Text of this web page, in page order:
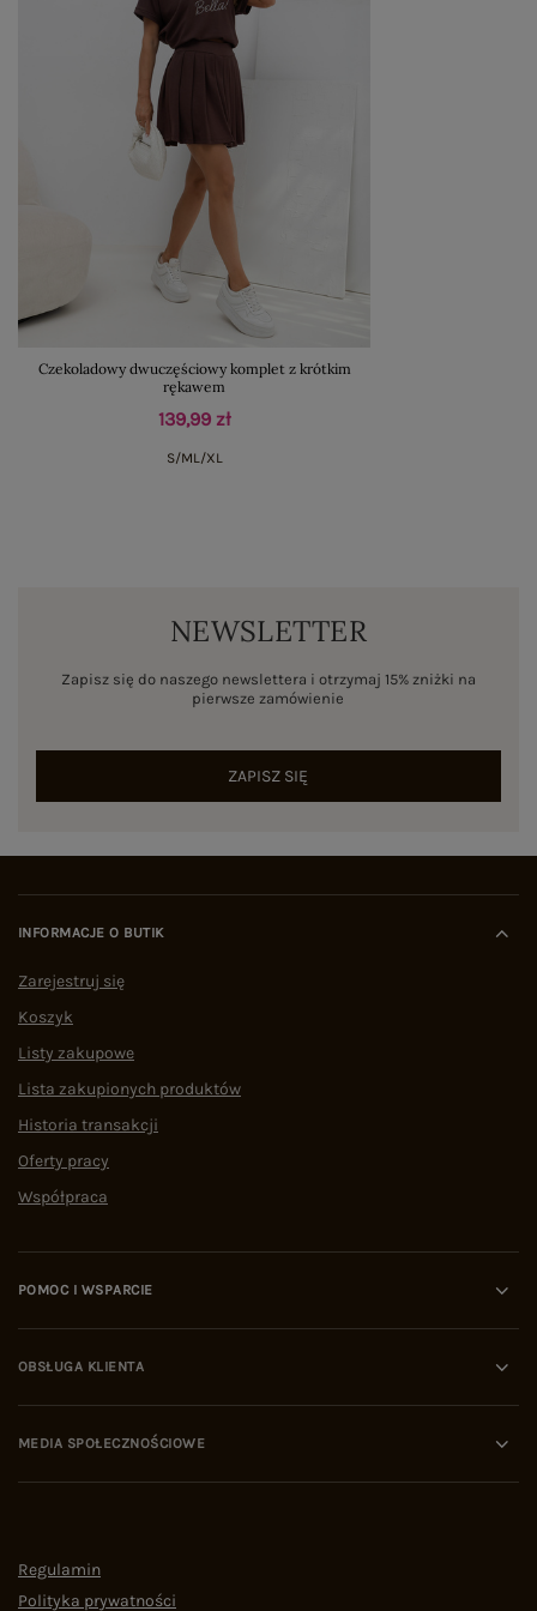
Czekoladowy dwuczęściowy komplet z krótkim
rękawem
139,99 zł
S/ML/XL
NEWSLETTER
Zapisz się do naszego newslettera i otrzymaj 15% zniżki na
pierwsze zamówienie
ZAPISZ SIĘ
INFORMACJE O BUTIK
Zarejestruj się
Koszyk
Listy zakupowe
Lista zakupionych produktów
Historia transakcji
Oferty pracy
Współpraca
POMOC I WSPARCIE
OBSŁUGA KLIENTA
MEDIA SPOŁECZNOŚCIOWE
Regulamin
Polityka prywatności